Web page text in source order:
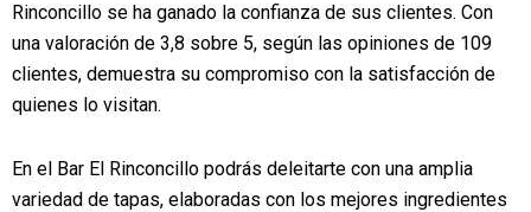
Rinconcillo se ha ganado la confianza de sus clientes. Con
una valoración de 3,8 sobre 5, según las opiniones de 109
clientes, demuestra su compromiso con la satisfacción de
quienes lo visitan.
En el Bar El Rinconcillo podrás deleitarte con una amplia
variedad de tapas, elaboradas con los mejores ingredientes